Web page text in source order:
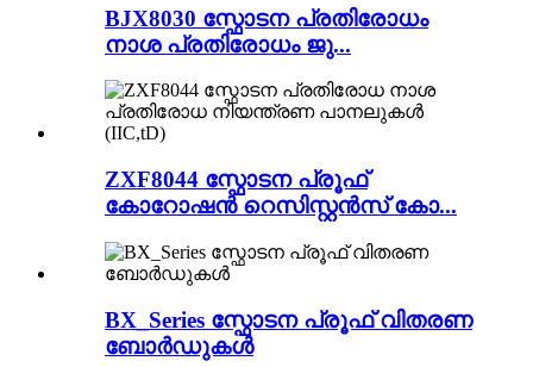
BJX8030 സ്ഫോടന പ്രതിരോധം
നാശ പ്രതിരോധം ജു...
ZXF8044 സ്ഫോടന പ്രൂഫ്
കോറോഷൻ റെസിസ്റ്റൻസ് കോ...
BX_Series സ്ഫോടന പ്രൂഫ് വിതരണ
ബോർഡുകൾ